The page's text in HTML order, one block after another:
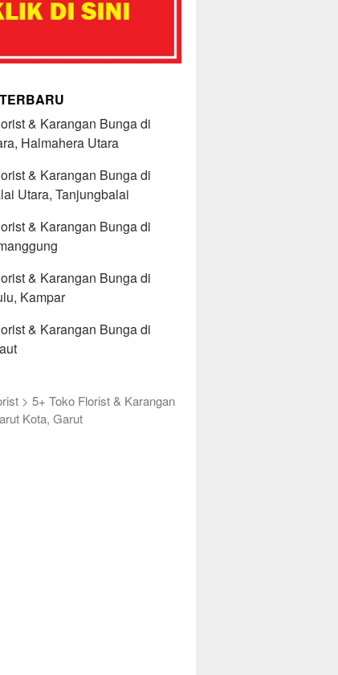
& Karangan Bunga di
Halmahera Utara
& Karangan Bunga di
Utara, Tanjungbalai
& Karangan Bunga di
& Karangan Bunga di
Kampar
& Karangan Bunga di
>5+ Toko Florist & Karangan
Kota, Garut